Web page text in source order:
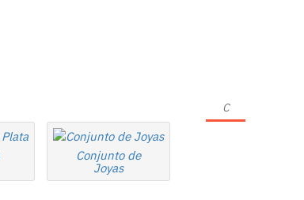
C
Conjunto de
Joyas